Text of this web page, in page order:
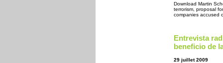
Download Martin
terrorism, proposal
companies accused
Entrevista
beneficio de
29 juillet 2009